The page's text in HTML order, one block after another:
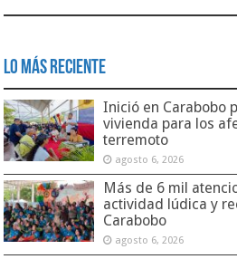
Lo Más Reciente
Inició en Carabobo
vivienda para los
terremoto
agosto 6, 2026
Más de 6 mil
actividad lúdica y
Carabobo
agosto 6, 2026